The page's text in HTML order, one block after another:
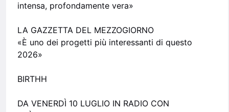
intensa, profondamente vera»
LA GAZZETTA DEL MEZZOGIORNO
«È uno dei progetti più interessanti di questo
2026»
BIRTHH
DA VENERDÌ 10 LUGLIO IN RADIO CON